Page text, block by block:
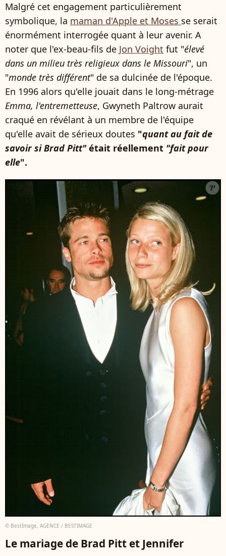
Malgré cet engagement particulièrement
symbolique, la maman d'Apple et Moses se serait
énormément interrogée quant à leur avenir. A
noter que l'ex-beau-fils de Jon Voight fut "élevé
dans un milieu très religieux dans le Missouri", un
"monde très différent" de sa dulcinée de l'époque.
En 1996 alors qu'elle jouait dans le long-métrage
Emma, l'entremetteuse, Gwyneth Paltrow aurait
craqué en révélant à un membre de l'équipe
qu'elle avait de sérieux doutes "quant au fait de
savoir si Brad Pitt"était réellement "fait pour
elle".
© BestImage, AGENCE / BESTIMAGE
Le mariage de Brad Pitt et Jennifer